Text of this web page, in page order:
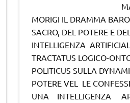
MORIGI IL DRAMMA
SACRO, DEL POTERE E
INTELLIGENZA
TRACTATUS LOGICO-
POLITICUS SULLA
POTERE VEL LE
UNA INTELLIGENZA